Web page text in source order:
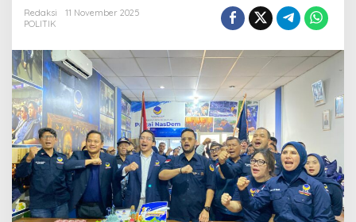
Redaksi
11 November 2025
POLITIK